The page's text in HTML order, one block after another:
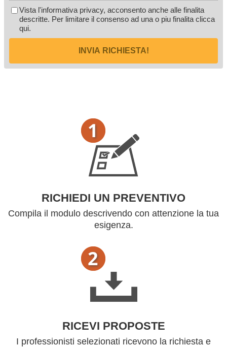
Vista l'informativa privacy, acconsento anche alle finalita
descritte. Per limitare il consenso ad una o piu finalita clicca
qui.
INVIA RICHIESTA!
RICHIEDI UN PREVENTIVO
Compila il modulo descrivendo con attenzione la tua
esigenza.
RICEVI PROPOSTE
I professionisti selezionati ricevono la richiesta e